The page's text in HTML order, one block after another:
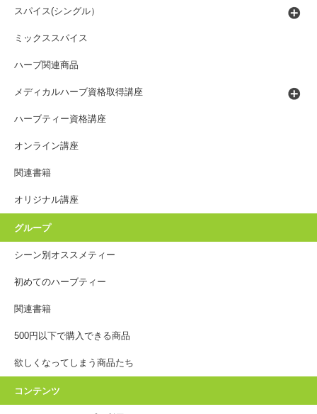
スパイス(シングル）
ミックススパイス
ハーブ関連商品
メディカルハーブ資格取得講座
ハーブティー資格講座
オンライン講座
関連書籍
オリジナル講座
グループ
シーン別オススメティー
初めてのハーブティー
関連書籍
500円以下で購入できる商品
欲しくなってしまう商品たち
コンテンツ